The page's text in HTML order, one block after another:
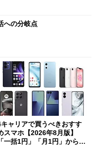
への分岐点
ャリアで買うべきおすす
スマホ【2026年8月版】
「一括1円」「月1円」からお